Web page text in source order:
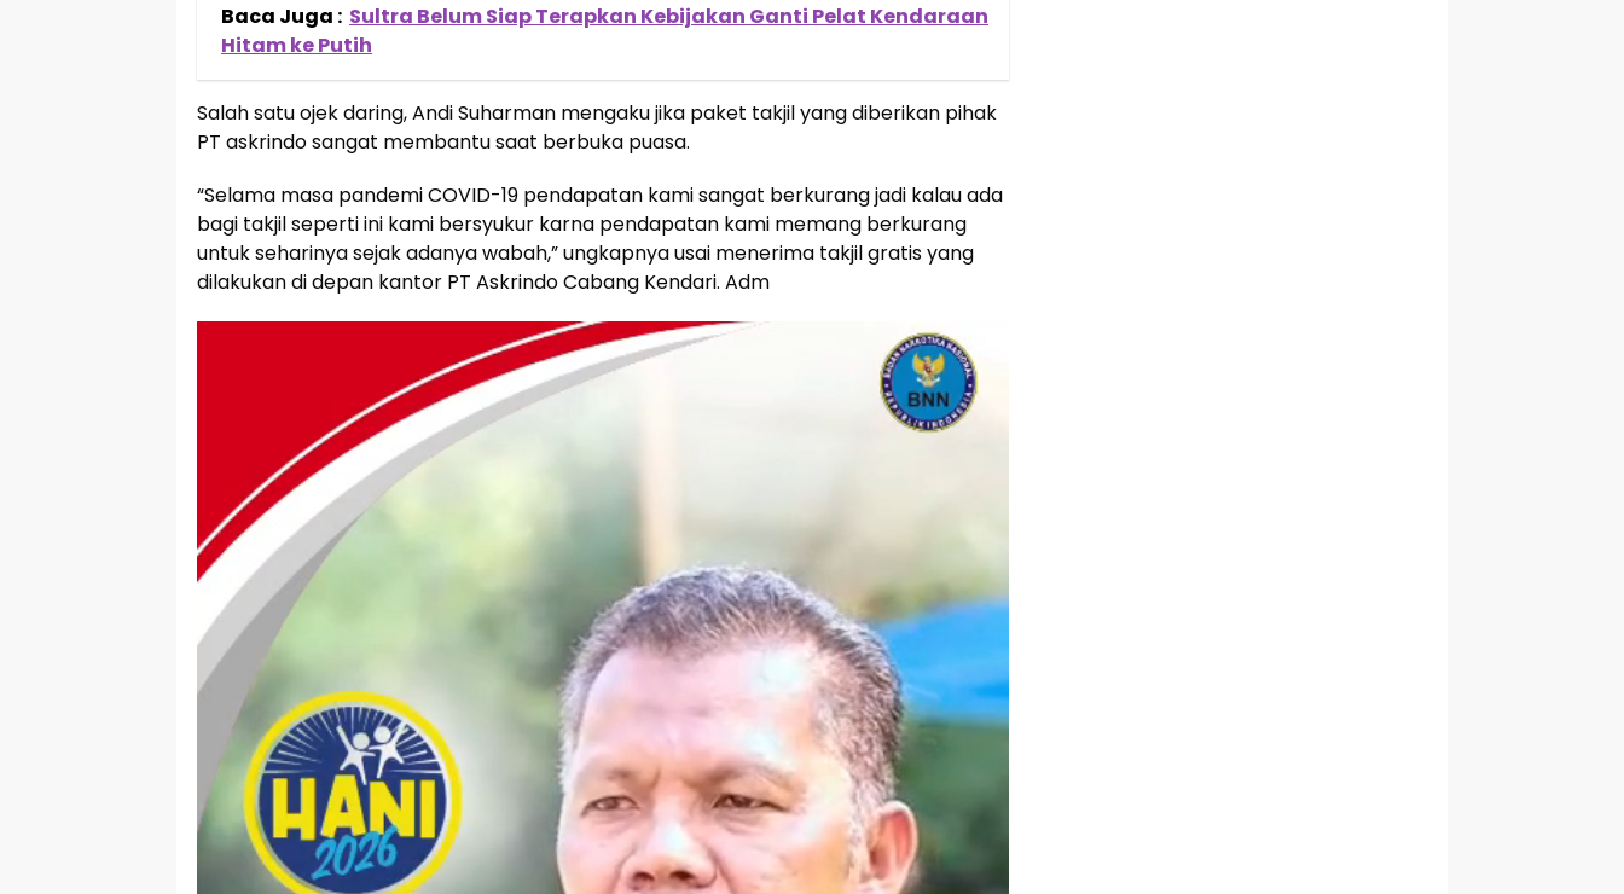
Baca Juga : Sultra Belum Siap Terapkan Kebijakan Ganti Pelat Kendaraan
Hitam ke Putih
Salah satu ojek daring, Andi Suharman mengaku jika paket takjil yang diberikan pihak
PT askrindo sangat membantu saat berbuka puasa.
“Selama masa pandemi COVID-19 pendapatan kami sangat berkurang jadi kalau ada
bagi takjil seperti ini kami bersyukur karna pendapatan kami memang berkurang
untuk seharinya sejak adanya wabah,” ungkapnya usai menerima takjil gratis yang
dilakukan di depan kantor PT Askrindo Cabang Kendari. Adm